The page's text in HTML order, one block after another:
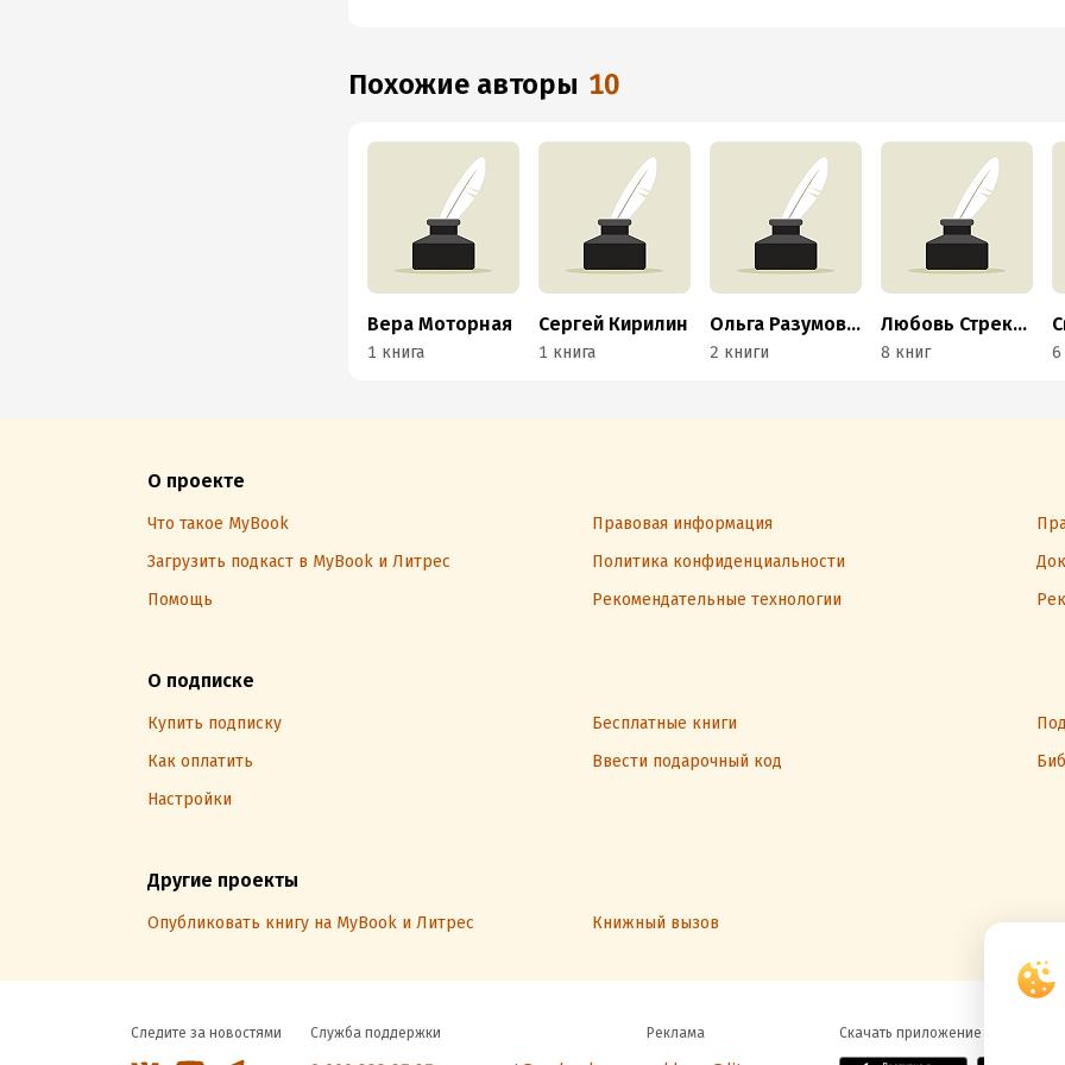
Похожие авторы 10
Вера Моторная
1 книга
Сергей Кирилин
1 книга
Ольга Разумовская
2 книги
Любовь Стрекаловская
8 книг
О проекте
Что такое MyBook Правовая информация
Загрузить подкаст в MyBook и Литрес
Политика конфиденциальности
Помощь
Рекомендательные технологии
О подписке
Купить подписку Бесплатные книги
Как оплатить
Ввести подарочный код
Настройки
Другие проекты
Опубликовать книгу на MyBook и Литрес Книжный вызов
Следите за новостями Служба поддержки Реклама Скачать приложение